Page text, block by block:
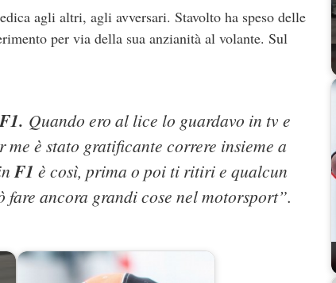
agli altri, agli avversari. Stavolto ha speso delle
per via della sua anzianità al volante. Sul
F1. Quando ero al lice lo guardavo in tv e
me è stato gratificante correre insieme a
F1 è così, prima o poi ti ritiri e qualcun
ancora grandi cose nel motorsport”.